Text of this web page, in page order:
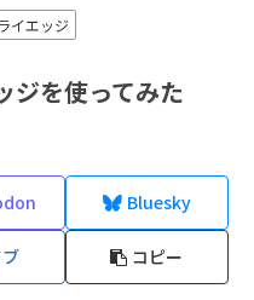
イエッジ
ジを使ってみた
Bluesky
コピー